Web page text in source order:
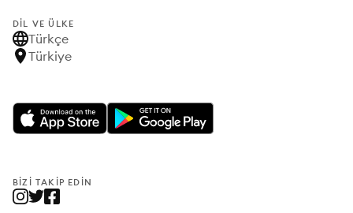
DIL VE ÜLKE
Türkçe
Türkiye
BIZI TAKIP EDIN